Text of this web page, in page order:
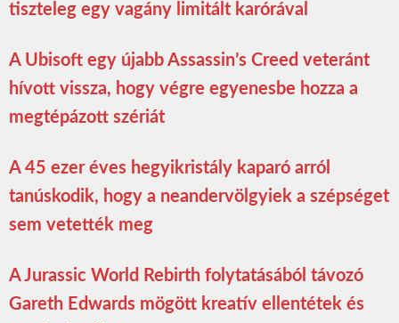
tiszteleg egy vagány limitált karórával
A Ubisoft egy újabb Assassin’s Creed veteránt
hívott vissza, hogy végre egyenesbe hozza a
megtépázott szériát
A 45 ezer éves hegyikristály kaparó arról
tanúskodik, hogy a neandervölgyiek a szépséget
sem vetették meg
A Jurassic World Rebirth folytatásából távozó
Gareth Edwards mögött kreatív ellentétek és